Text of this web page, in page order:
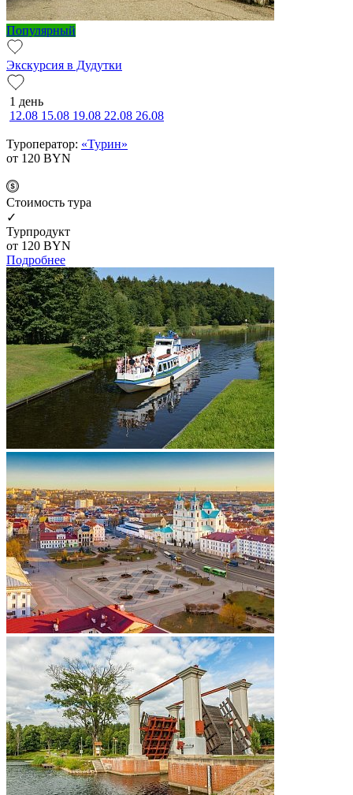
Популярный
Экскурсия в Дудутки
1 день
12.08 15.08 19.08 22.08 26.08
Туроператор: «Турин»
от 120 BYN
Cтоимость тура
✓
Турпродукт
от 120 BYN
Подробнее